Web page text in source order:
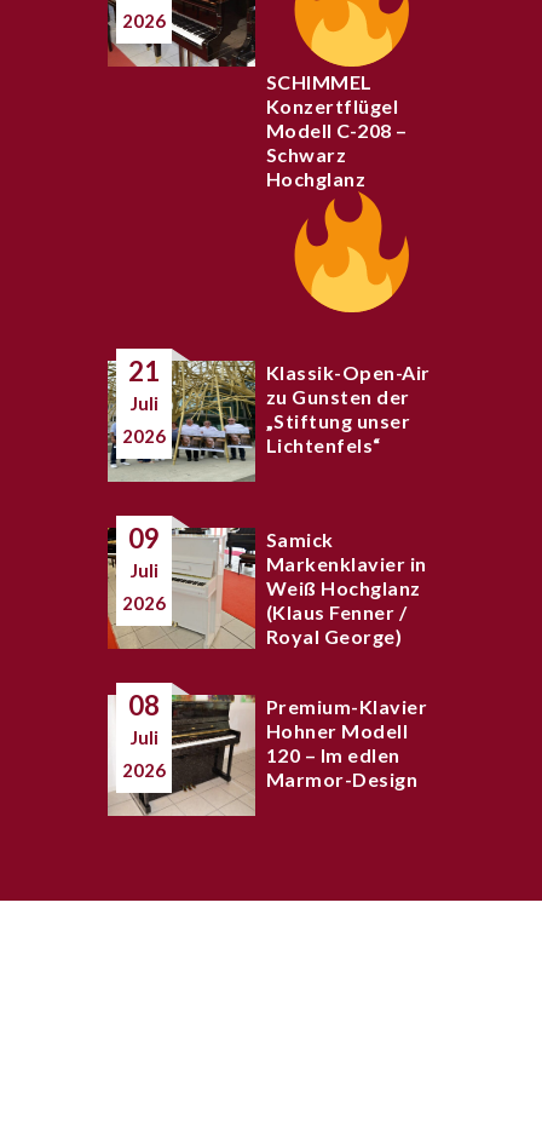
2026
SCHIMMEL
Konzertflügel
Modell C-208 –
Schwarz
Hochglanz
21
Juli
2026
Klassik-Open-Air
zu Gunsten der
„Stiftung unser
Lichtenfels“
09
Juli
2026
Samick
Markenklavier in
Weiß Hochglanz
(Klaus Fenner /
Royal George)
08
Juli
2026
Premium-Klavier
Hohner Modell
120 – Im edlen
Marmor-Design